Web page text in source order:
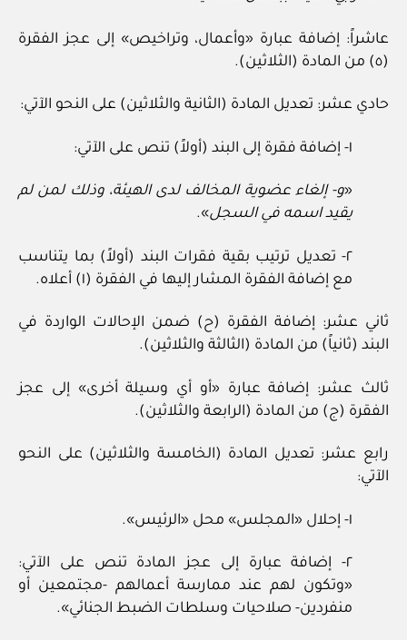
عاشراً: إضافة عبارة «وأعمال، وتراخيص» إلى عجز الفقرة
(٥) من المادة (الثلاثين).
حادي عشر: تعديل المادة (الثانية والثلاثين) على النحو الآتي:
١- إضافة فقرة إلى البند (أولاً) تنص على الآتي:
«و- إلغاء عضوية المخالف لدى الهيئة، وذلك لمن لم
يقيد اسمه في السجل».
٢- تعديل ترتيب بقية فقرات البند (أولاً) بما يتناسب
مع إضافة الفقرة المشار إليها في الفقرة (١) أعلاه.
ثاني عشر: إضافة الفقرة (ح) ضمن الإحالات الواردة في
البند (ثانياً) من المادة (الثالثة والثلاثين).
ثالث عشر: إضافة عبارة «أو أي وسيلة أخرى» إلى عجز
الفقرة (ج) من المادة (الرابعة والثلاثين).
رابع عشر: تعديل المادة (الخامسة والثلاثين) على النحو
الآتي:
١- إحلال «المجلس» محل «الرئيس».
٢- إضافة عبارة إلى عجز المادة تنص على الآتي:
«وتكون لهم عند ممارسة أعمالهم -مجتمعين أو
منفردين- صلاحيات وسلطات الضبط الجنائي».